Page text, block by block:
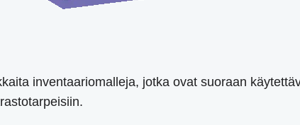
inventaariomalleja, jotka ovat suoraan